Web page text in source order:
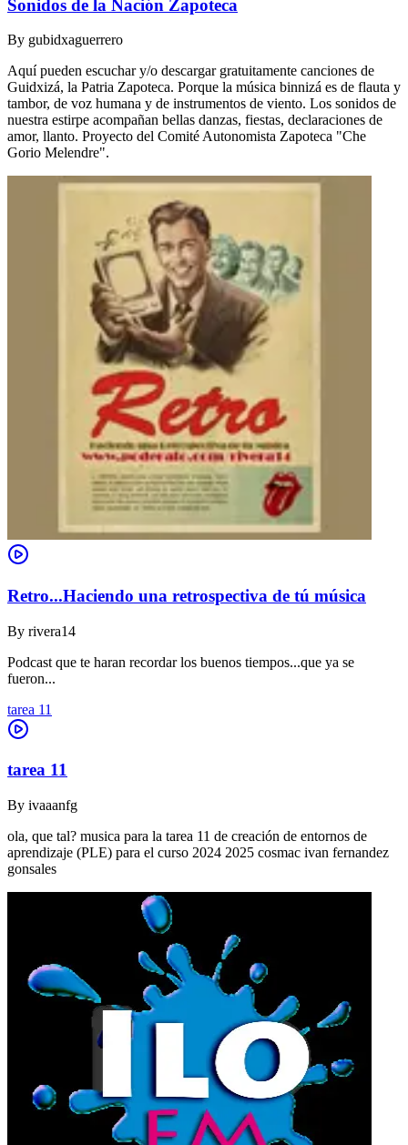
Sonidos de la Nación Zapoteca
By gubidxaguerrero
Aquí pueden escuchar y/o descargar gratuitamente canciones de
Guidxizá, la Patria Zapoteca. Porque la música binnizá es de flauta y
tambor, de voz humana y de instrumentos de viento. Los sonidos de
nuestra estirpe acompañan bellas danzas, fiestas, declaraciones de
amor, llanto. Proyecto del Comité Autonomista Zapoteca "Che
Gorio Melendre".
Retro...Haciendo una retrospectiva de tú música
By rivera14
Podcast que te haran recordar los buenos tiempos...que ya se
fueron...
tarea 11
tarea 11
By ivaaanfg
ola, que tal? musica para la tarea 11 de creación de entornos de
aprendizaje (PLE) para el curso 2024 2025 cosmac ivan fernandez
gonsales